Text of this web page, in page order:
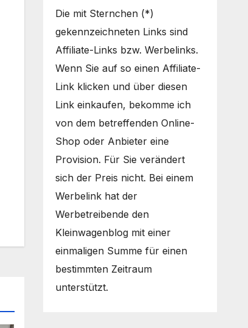
Die mit Sternchen (*)
gekennzeichneten Links sind
Affiliate-Links bzw. Werbelinks.
Wenn Sie auf so einen Affiliate-
Link klicken und über diesen
Link einkaufen, bekomme ich
von dem betreffenden Online-
Shop oder Anbieter eine
Provision. Für Sie verändert
sich der Preis nicht. Bei einem
Werbelink hat der
Werbetreibende den
Kleinwagenblog mit einer
einmaligen Summe für einen
bestimmten Zeitraum
unterstützt.